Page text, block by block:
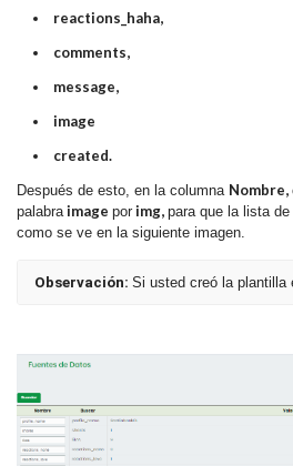
reactions_haha,
comments,
message,
image
created.
Después de esto, en la columna Nombre,
palabra image por img, para que la lista
como se ve en la siguiente imagen.
Observación: Si usted creó la plantilla